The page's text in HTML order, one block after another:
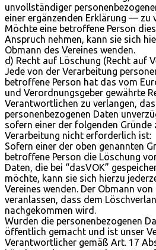
unvollständiger
einer ergänzenden Erklärung — zu
Möchte eine betroffene Person
Anspruch nehmen, kann sie sich
Obmann des Vereines wenden.
d) Recht auf Löschung (Recht auf
Jede von der Verarbeitung
betroffene Person hat das vom
und Verordnungsgeber gewährte
Verantwortlichen zu verlangen,
personenbezogenen Daten
sofern einer der folgenden
Verarbeitung nicht erforderlich ist:
Sofern einer der oben genannten
betroffene Person die Löschung
Daten, die bei “dasVOK”
möchte, kann sie sich hierzu
Vereines wenden. Der Obmann von
veranlassen, dass dem
nachgekommen wird.
Wurden die personenbezogenen
öffentlich gemacht und ist unser
Verantwortlicher gemäß Art. 17